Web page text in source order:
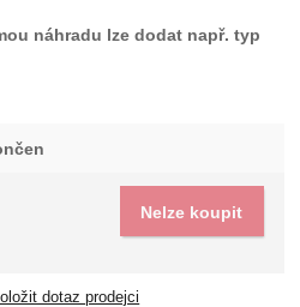
náhradu lze dodat např. typ
Nelze koupit
dotaz prodejci